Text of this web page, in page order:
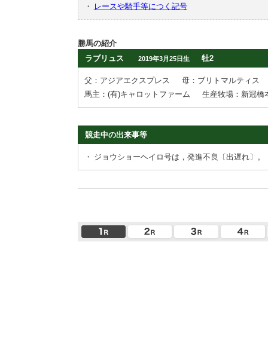
・
レースや騎手等につく記号
勝馬の紹介
ラブリュス
2019年3月25日生 牡2
父：アジアエクスプレス
母：ブリトマルティス
馬主：(有)キャロットファーム
生産牧場：新冠橋
競走中の出来事等
・ ジョウショーヘイロ号は，発進不良〔出遅れ〕。